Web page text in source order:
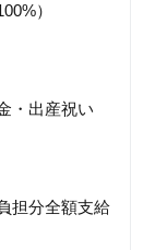
）
・出産祝い
担分全額支給